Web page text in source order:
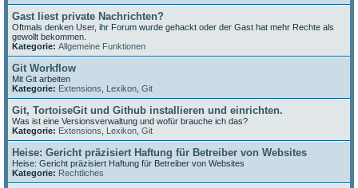
Gast liest private Nachrichten?
Oftmals denken User, ihr Forum wurde gehackt oder der Gast hat mehr Rechte als
gewollt bekommen.
Kategorie: Allgemeine Funktionen
Git Workflow
Mit Git arbeiten
Kategorie: Extensions Lexikon Git
Git, TortoiseGit und Github installieren und einrichten.
Was ist eine Versionsverwaltung und wofür brauche ich das?
Kategorie: Extensions Lexikon Git
Heise: Gericht präzisiert Haftung für Betreiber von Websites
Heise: Gericht präzisiert Haftung für Betreiber von Websites
Kategorie: Rechtliches